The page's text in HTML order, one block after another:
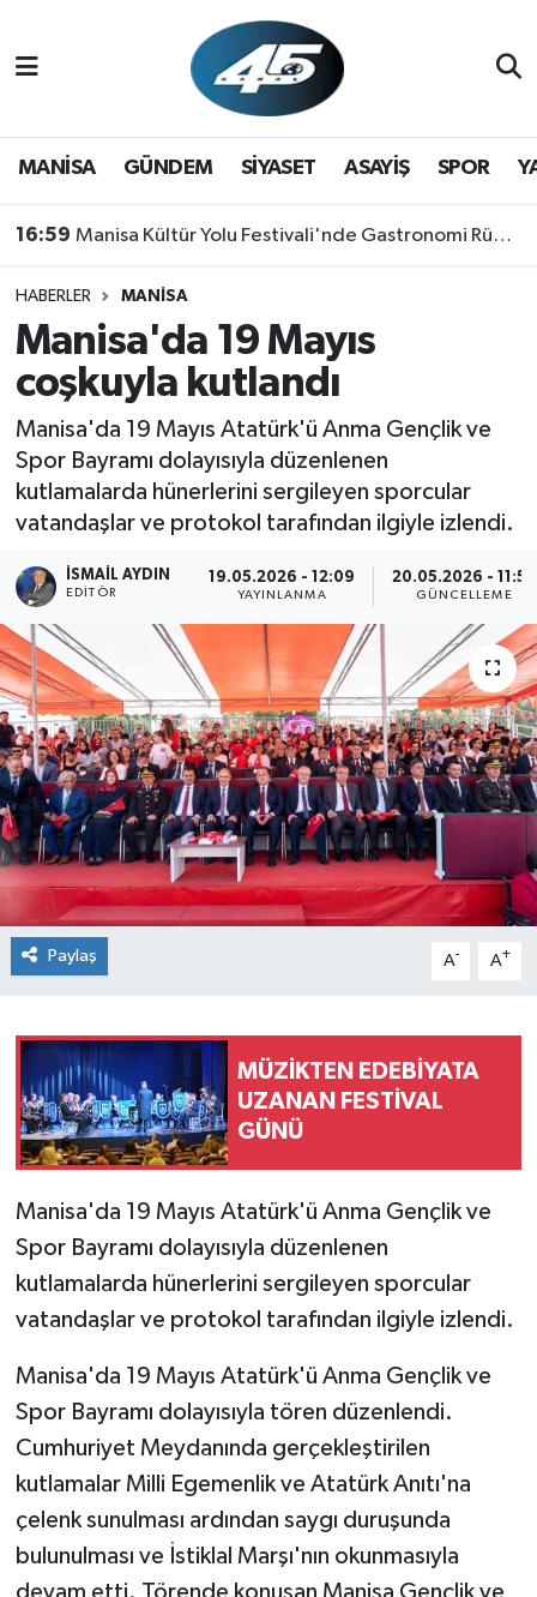
MANİSA GÜNDEM SİYASET ASAYİŞ SPOR
16:59 Manisa Kültür Yolu Festivali'nde Gastronomi Rüzgarı: Lezzetin Yıldızı "Manisa Kebabı" Oldu!
HABERLER MANİSA
Manisa'da 19 Mayıs
coşkuyla kutlandı
Manisa'da 19 Mayıs Atatürk'ü Anma Gençlik ve
Spor Bayramı dolayısıyla düzenlenen
kutlamalarda hünerlerini sergileyen sporcular
vatandaşlar ve protokol tarafından ilgiyle izlendi.
İSMAIL AYDIN
EDITÖR
19.05.2026 - 12:09
YAYINLANMA
20.05.2026 - 11:52
GÜNCELLEME
Paylaş A- A+
MÜZİKTEN EDEBİYATA
UZANAN FESTİVAL
GÜNÜ
Manisa'da 19 Mayıs Atatürk'ü Anma Gençlik ve
Spor Bayramı dolayısıyla düzenlenen
kutlamalarda hünerlerini sergileyen sporcular
vatandaşlar ve protokol tarafından ilgiyle izlendi.
Manisa'da 19 Mayıs Atatürk'ü Anma Gençlik ve
Spor Bayramı dolayısıyla tören düzenlendi.
Cumhuriyet Meydanında gerçekleştirilen
kutlamalar Milli Egemenlik ve Atatürk Anıtı'na
çelenk sunulması ardından saygı duruşunda
bulunulması ve İstiklal Marşı'nın okunmasıyla
devam etti. Törende konuşan Manisa Gençlik ve
GÜNDEM
SPOR
YAŞAM
RESMİ REKLAM
Hava Durumu
Trafik Durumu
Son Dakika Haberleri
Haber Arşivi